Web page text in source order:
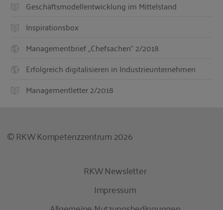
Geschäftsmodellentwicklung im Mittelstand
Inspirationsbox
Managementbrief „Chefsachen“ 2/2018
Erfolgreich digitalisieren in Industrieunternehmen
Managementletter 2/2018
© RKW Kompetenzzentrum 2026
RKW Newsletter
Impressum